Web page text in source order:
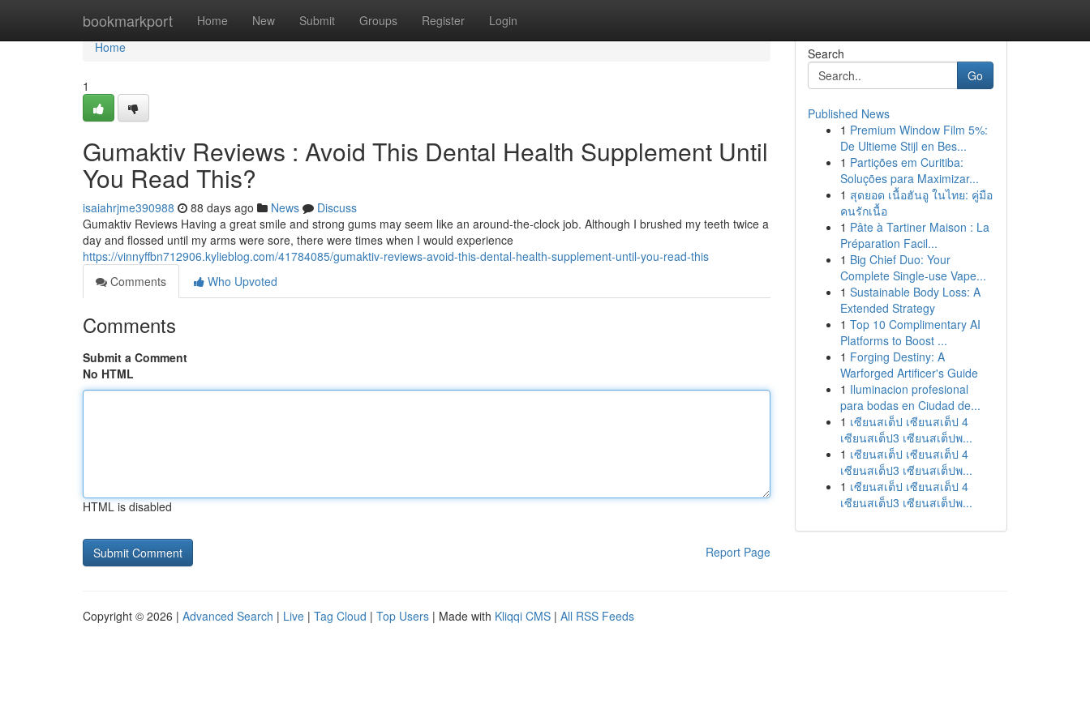
bookmarkport Home New Submit Groups Register Login
Home
Home
1
Gumaktiv Reviews : Avoid This Dental Health Supplement Until
You Read This?
isaiahrjme390988 88 days ago News
Discuss
Gumaktiv Reviews Having a great smile and strong gums may seem like an around-the-clock job. Although I brushed my teeth twice a
day and flossed until my arms were sore, there were times when I would experience
https://vinnyffbn712906.kylieblog.com/41784085/gumaktiv-reviews-avoid-this-dental-health-supplement-until-you-read-this
Comments
Who Upvoted
Comments
Submit a Comment
No HTML
HTML is disabled
Report Page
Search
Go
Published News
1 Premium Window Film 5%:
De Ultieme Stijl en Bes...
1 Partições em Curitiba:
Soluções para Maximizar...
1 สุดยอด เนื้อฮันอู ในไทย: คู่มือ
คนรักเนื้อ
1 Pâte à Tartiner Maison : La
Préparation Facil...
1 Big Chief Duo: Your
Complete Single-use Vape...
1 Sustainable Body Loss: A
Extended Strategy
1 Top 10 Complimentary AI
Platforms to Boost ...
1 Forging Destiny: A
Warforged Artificer's Guide
1 Iluminacion profesional
para bodas en Ciudad de...
1 เซียนสเต็ป เซียนสเต็ป 4
เซียนสเต็ป3 เซียนสเต็ปพ...
1 เซียนสเต็ป เซียนสเต็ป 4
เซียนสเต็ป3 เซียนสเต็ปพ...
1 เซียนสเต็ป เซียนสเต็ป 4
เซียนสเต็ป3 เซียนสเต็ปพ...
Copyright © 2026 | Advanced Search | Live | Tag Cloud | Top Users | Made with Kliqqi CMS | All RSS Feeds